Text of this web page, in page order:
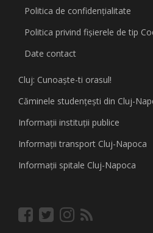
Politica de confidențialitate
Politica privind fişierele de tip
Date contact
Cluj: Cunoaşte-ti orasul!
Căminele studenţeşti din Cluj-
Informaţii instituţii publice
Informaţii transport Cluj-Napoca
Informaţii spitale Cluj-Napoca